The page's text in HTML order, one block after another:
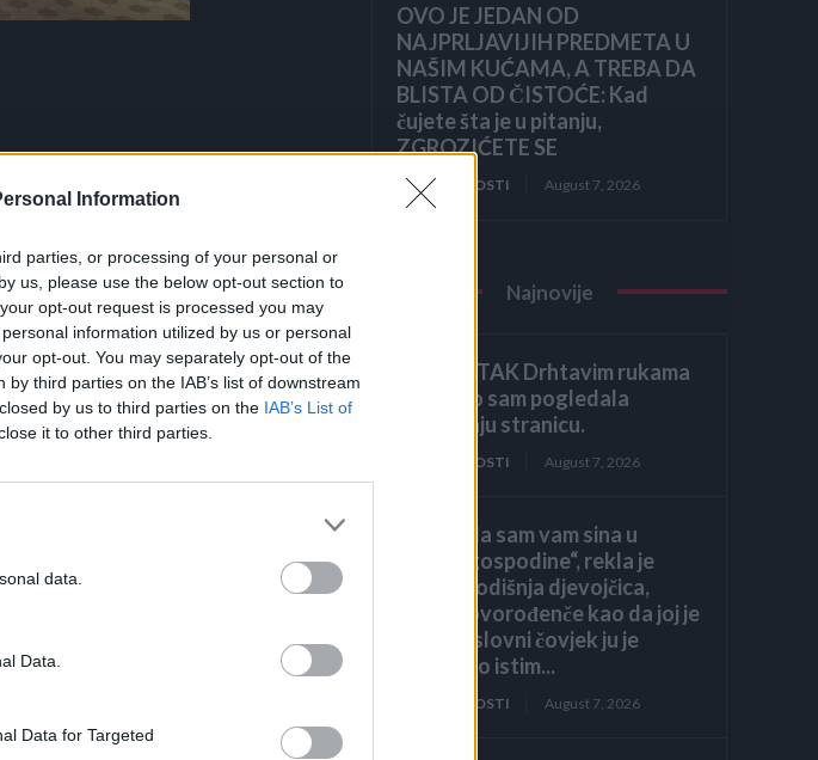
Information
parties, or processing of your personal or
us, please use the below opt-out section to
opt-out request is processed you may
information utilized by us or personal
opt-out. You may separately opt-out of the
third parties on the IAB’s list of downstream
by us to third parties on the IAB’s List of
it to other third parties.
data.
Data.
Data for Targeted
površine zemlje, sklone su
i truljenja, ali će i sačuvati
piše Stil.kurir.rs
Ako niste u mogućnosti,
jagoda. U suprotnom
desi. Jagode redovno
zalivajte koren… Samo tako
OVO JE JEDAN OD
NAJPRLJAVIJIH PREDMETA U
NAŠIM KUĆAMA, A TREBA DA
BLISTA OD ČISTOĆE: Kad
čujete šta je u pitanju,
ZGROZIĆETE SE
ZANIMLJIVOSTI August 7, 2026
Najnovije
ZAVRŠETAK Drhtavim rukama
ponovno sam pogledala
posljednju stranicu.
ZANIMLJIVOSTI August 7, 2026
„Pronašla sam vam sina u
smeću, gospodine“, rekla je
sedmogodišnja djevojčica,
grleći novorođenče kao da joj je
brat. Poslovni čovjek ju je
pogledao istim...
ZANIMLJIVOSTI August 7, 2026